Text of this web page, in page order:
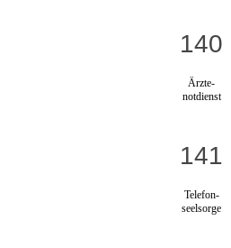
140
Ärzte-
notdienst
141
Telefon-
seelsorge